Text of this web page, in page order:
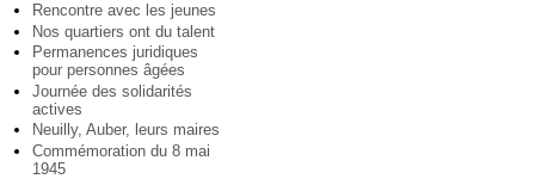
Rencontre avec les jeunes
Nos quartiers ont du talent
Permanences juridiques
pour personnes âgées
Journée des solidarités
actives
Neuilly, Auber, leurs maires
Commémoration du 8 mai
1945